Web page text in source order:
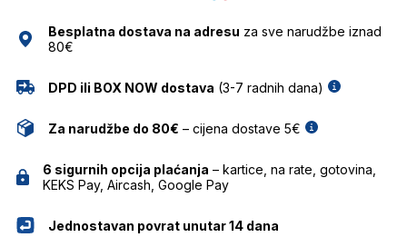
Besplatna dostava na adresu za sve narudžbe iznad
80€
DPD ili BOX NOW dostava (3-7 radnih dana)
Za narudžbe do 80€ – cijena dostave 5€
6 sigurnih opcija plaćanja – kartice, na rate, gotovina,
KEKS Pay, Aircash, Google Pay
Jednostavan povrat unutar 14 dana